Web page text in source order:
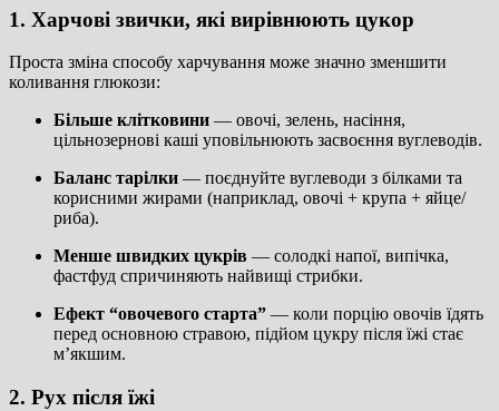
1. Харчові звички, які вирівнюють цукор
Проста зміна способу харчування може значно зменшити
коливання глюкози:
Більше клітковини — овочі, зелень, насіння,
цільнозернові каші уповільнюють засвоєння вуглеводів.
Баланс тарілки — поєднуйте вуглеводи з білками та
корисними жирами (наприклад, овочі + крупа + яйце/
риба).
Менше швидких цукрів — солодкі напої, випічка,
фастфуд спричиняють найвищі стрибки.
Ефект “овочевого старта” — коли порцію овочів їдять
перед основною стравою, підйом цукру після їжі стає
м’якшим.
2. Рух після їжі